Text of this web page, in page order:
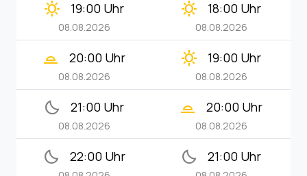
clear_day 19:00 Uhr
08.08.2026
clear_day 18:00 Uhr
08.08.2026
wb_twilight_2 20:00 Uhr
08.08.2026
clear_day 19:00 Uhr
08.08.2026
bedtime 21:00 Uhr
08.08.2026
wb_twilight_2 20:00 Uhr
08.08.2026
bedtime 22:00 Uhr bedtime 21:00 Uhr